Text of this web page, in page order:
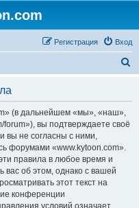
Вход
Регистрация
(в дальнейшем «мы», «наш»,
forum»), вы подтверждаете своё
вы не согласны с ними,
форумами «www.kytoon.com».
правила в любое время и
вас об этом, однако с вашей
этот текст на
конференции
условий означает